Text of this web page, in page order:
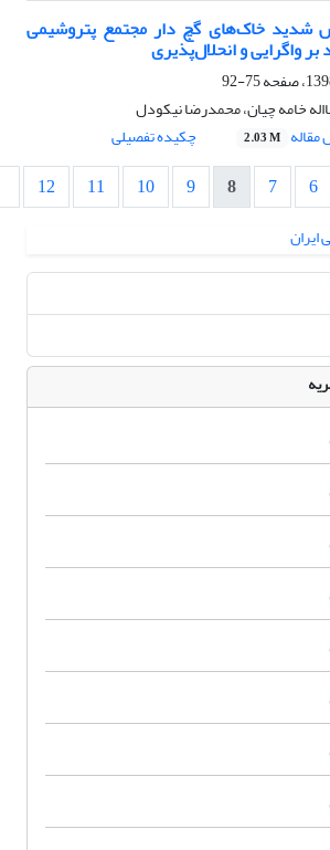
شدید خاک‌های گچ دار مجتمع پتروشیمی
واگرایی و انحلال‌پذیری
75-92
خامه چیان، محمدرضا نیکودل
2.03 M چکیده تفصیلی
6
7
8
9
10
11
12